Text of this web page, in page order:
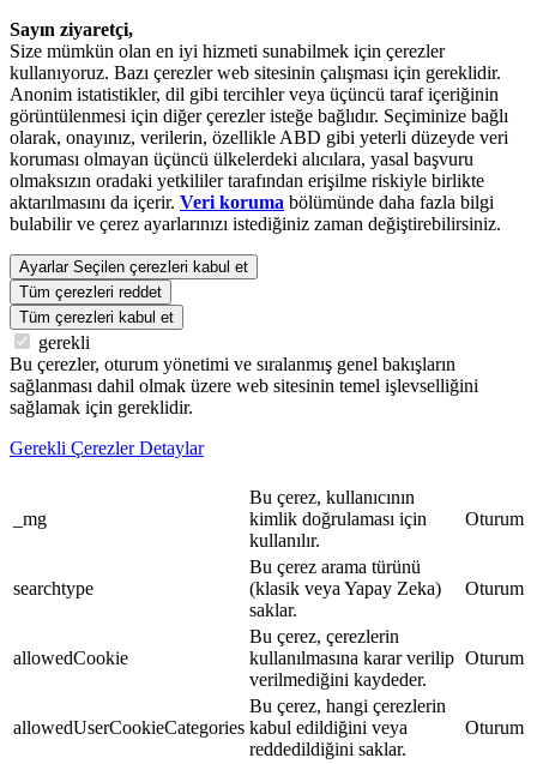
Sayın ziyaretçi,
Size mümkün olan en iyi hizmeti sunabilmek için çerezler
kullanıyoruz. Bazı çerezler web sitesinin çalışması için gereklidir.
Anonim istatistikler, dil gibi tercihler veya üçüncü taraf içeriğinin
görüntülenmesi için diğer çerezler isteğe bağlıdır. Seçiminize bağlı
olarak, onayınız, verilerin, özellikle ABD gibi yeterli düzeyde veri
koruması olmayan üçüncü ülkelerdeki alıcılara, yasal başvuru
olmaksızın oradaki yetkililer tarafından erişilme riskiyle birlikte
aktarılmasını da içerir. Veri koruma bölümünde daha fazla bilgi
bulabilir ve çerez ayarlarınızı istediğiniz zaman değiştirebilirsiniz.
Ayarlar Seçilen çerezleri kabul et
Tüm çerezleri reddet
Tüm çerezleri kabul et
gerekli
Bu çerezler, oturum yönetimi ve sıralanmış genel bakışların
sağlanması dahil olmak üzere web sitesinin temel işlevselliğini
sağlamak için gereklidir.
Gerekli Çerezler Detaylar
_mg
Bu çerez, kullanıcının
kimlik doğrulaması için
kullanılır.
Oturum
searchtype
Bu çerez arama türünü
(klasik veya Yapay Zeka)
saklar.
Oturum
allowedCookie
Bu çerez, çerezlerin
kullanılmasına karar verilip
verilmediğini kaydeder.
Oturum
allowedUserCookieCategories
Bu çerez, hangi çerezlerin
kabul edildiğini veya
reddedildiğini saklar.
Oturum